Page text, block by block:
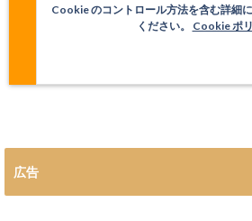
Cookie のコントロール方法を含む詳細
ください。 Cookie ポ
広告